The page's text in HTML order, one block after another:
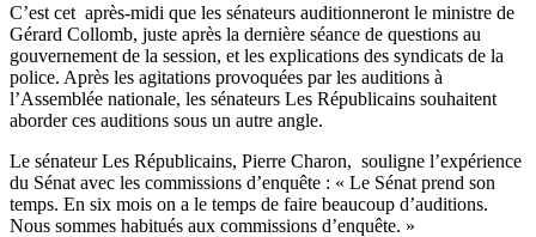
C’est cet après-midi que les sénateurs auditionneront le ministre de
Gérard Collomb, juste après la dernière séance de questions au
gouvernement de la session, et les explications des syndicats de la
police. Après les agitations provoquées par les auditions à
l’Assemblée nationale, les sénateurs Les Républicains souhaitent
aborder ces auditions sous un autre angle.
Le sénateur Les Républicains, Pierre Charon, souligne l’expérience
du Sénat avec les commissions d’enquête : « Le Sénat prend son
temps. En six mois on a le temps de faire beaucoup d’auditions.
Nous sommes habitués aux commissions d’enquête. »